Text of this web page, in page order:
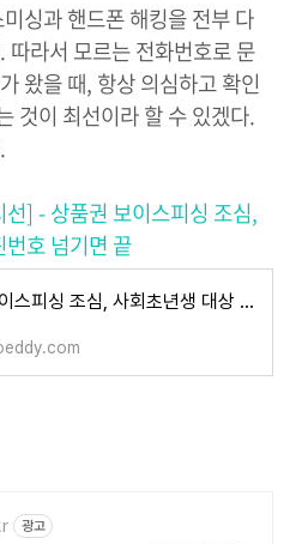
싱과 핸드폰 해킹을 전부 다
따라서 모르는 전화번호로 문
왔을 때, 항상 의심하고 확인
것이 최선이라 할 수 있겠다.
] - 상품권 보이스피싱 조심,
호 넘기면 끝
상품권 보이스피싱 조심, 사회초년생 대상 기승! 핀번호 넘기면 끝
광고